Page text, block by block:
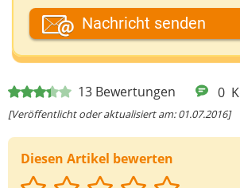
13 Bewertungen 0
[Veröffentlicht oder aktualisiert am: 01.07.2016]
Diesen Artikel bewerten
Dein Fantasiename
Deine E-Mail-Adresse (wenn du
möchtest)
Deine Nachricht
Nachricht senden